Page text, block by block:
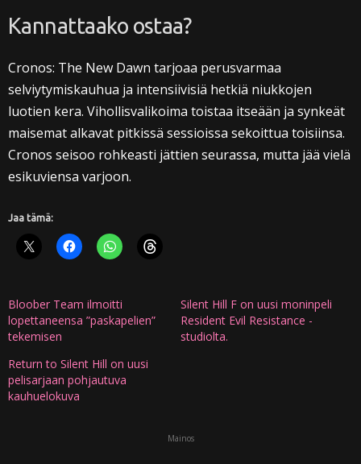
Kannattaako ostaa?
Cronos: The New Dawn tarjoaa perusvarmaa
selviytymiskauhua ja intensiivisiä hetkiä niukkojen
luotien kera. Vihollisvalikoima toistaa itseään ja synkeät
maisemat alkavat pitkissä sessioissa sekoittua toisiinsa.
Cronos seisoo rohkeasti jättien seurassa, mutta jää vielä
esikuviensa varjoon.
Jaa tämä:
Bloober Team ilmoitti
lopettaneensa ”paskapelien”
tekemisen
Silent Hill F on uusi moninpeli
Resident Evil Resistance -
studiolta.
Return to Silent Hill on uusi
pelisarjaan pohjautuva
kauhuelokuva
Mainos